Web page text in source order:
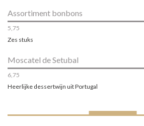
Assortiment bonbons
5,75
Zes stuks
Moscatel de Setubal
6,75
Heerlijke dessertwijn uit Portugal